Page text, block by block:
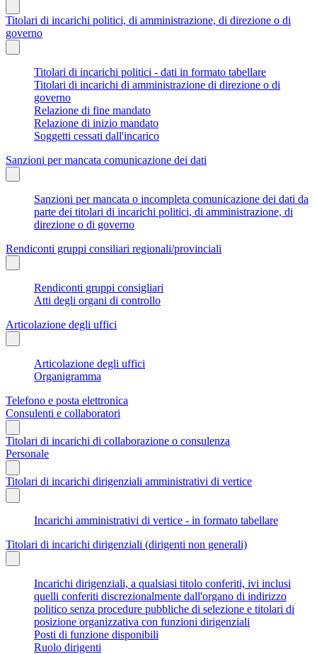
Titolari di incarichi politici, di amministrazione, di direzione o di
governo
Titolari di incarichi politici - dati in formato tabellare
Titolari di incarichi di amministrazione di direzione o di
governo
Relazione di fine mandato
Relazione di inizio mandato
Soggetti cessati dall'incarico
Sanzioni per mancata comunicazione dei dati
Sanzioni per mancata o incompleta comunicazione dei dati da
parte dei titolari di incarichi politici, di amministrazione, di
direzione o di governo
Rendiconti gruppi consiliari regionali/provinciali
Rendiconti gruppi consigliari
Atti degli organi di controllo
Articolazione degli uffici
Articolazione degli uffici
Organigramma
Telefono e posta elettronica
Consulenti e collaboratori
Titolari di incarichi di collaborazione o consulenza
Personale
Titolari di incarichi dirigenziali amministrativi di vertice
Incarichi amministrativi di vertice - in formato tabellare
Titolari di incarichi dirigenziali (dirigenti non generali)
Incarichi dirigenziali, a qualsiasi titolo conferiti, ivi inclusi
quelli conferiti discrezionalmente dall'organo di indirizzo
politico senza procedure pubbliche di selezione e titolari di
posizione organizzativa con funzioni dirigenziali
Posti di funzione disponibili
Ruolo dirigenti